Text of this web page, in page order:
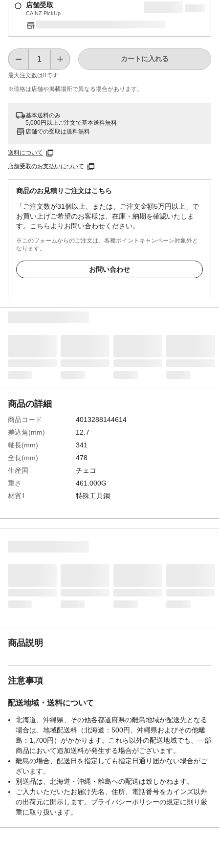
店舗受取
CAINZ PickUp
最大注文数は0です
カートに入れる
※価格は​店舗や​掲載場所で​異なる​場合が​あります。
基本送料のみ
5,000円以上ご注文で基本送料無料
店舗での受取は送料無料
送料について
店舗受取のお支払いについて
商品のお見積りご注文はこちら
「ご注文数が31個以上、または、ご注文金額5万円以上」で
お買い上げご希望のお客様は、在庫・納期を確認いたしま
す。こちらよりお問い合わせください。
※このフォームからのご注文は、各種ポイントキャンペーン対象外と
なります。
お問い合わせ
商品の詳細
商品コード
4013288144614
差込角(mm)
12.7
軸長(mm)
341
全長(mm)
478
生産国
チェコ
重さ
461.000G
材質1
特殊工具鋼
商品説明
注意事項
配送地域・送料について
北海道、沖縄県、その他各都道府県の離島地域が配送先となる
場合は、地域配送料（北海道：500円、沖縄県およびその他離
島：1,700円）がかかります。これら以外の配送地域でも、一部
商品において追加送料が発生する場合がございます。
離島の場合、配送日を指定しても指定日通り届かない場合がご
ざいます。
別送品は、北海道・沖縄・離島への配送は致しかねます。
ご入力いただいたお届け先名、住所、電話番号をカインズ以外
の出荷元に開示します。プライバシーポリシーの規定に則り厳
重に取り扱います。